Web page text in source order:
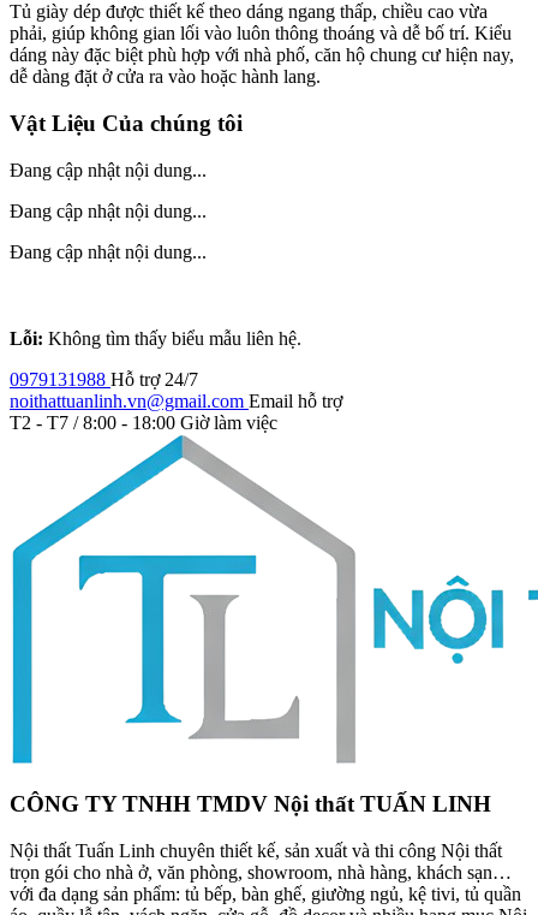
Tủ giày dép được thiết kế theo dáng ngang thấp, chiều cao vừa
phải, giúp không gian lối vào luôn thông thoáng và dễ bố trí. Kiểu
dáng này đặc biệt phù hợp với nhà phố, căn hộ chung cư hiện nay,
dễ dàng đặt ở cửa ra vào hoặc hành lang.
Vật Liệu Của chúng tôi
Đang cập nhật nội dung...
Đang cập nhật nội dung...
Đang cập nhật nội dung...
Lỗi: Không tìm thấy biểu mẫu liên hệ.
0979131988 Hỗ trợ 24/7
noithattuanlinh.vn@gmail.com Email hỗ trợ
T2 - T7 / 8:00 - 18:00 Giờ làm việc
CÔNG TY TNHH TMDV Nội thất TUẤN LINH
Nội thất Tuấn Linh chuyên thiết kế, sản xuất và thi công Nội thất
trọn gói cho nhà ở, văn phòng, showroom, nhà hàng, khách sạn…
với đa dạng sản phẩm: tủ bếp, bàn ghế, giường ngủ, kệ tivi, tủ quần